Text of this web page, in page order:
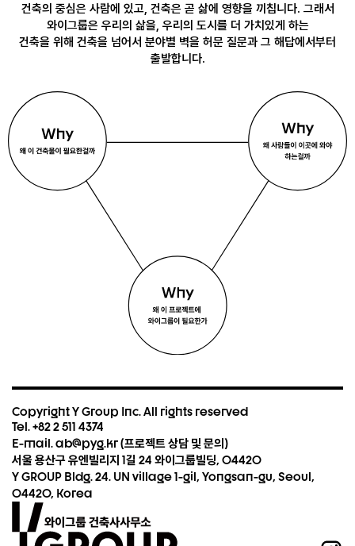
건축의 중심은 사람에 있고, 건축은 곧 삶에 영향을 끼칩니다. 그래서
와이그룹은 우리의 삶을, 우리의 도시를 더 가치있게 하는
건축을 위해 건축을 넘어서 분야별 벽을 허문 질문과 그 해답에서부터
출발합니다.
Copyright Y Group Inc. All rights reserved
Tel. +82 2 511 4374
E-mail. ab@pyg.kr (프로젝트 상담 및 문의)
서울 용산구 유엔빌리지 1길 24 와이그룹빌딩, 04420
Y GROUP Bldg. 24. UN village 1-gil, Yongsan-gu, Seoul,
04420, Korea